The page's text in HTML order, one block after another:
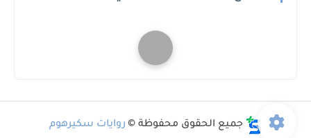
جميع الحقوق محفوظة © روايات سكيرهوم